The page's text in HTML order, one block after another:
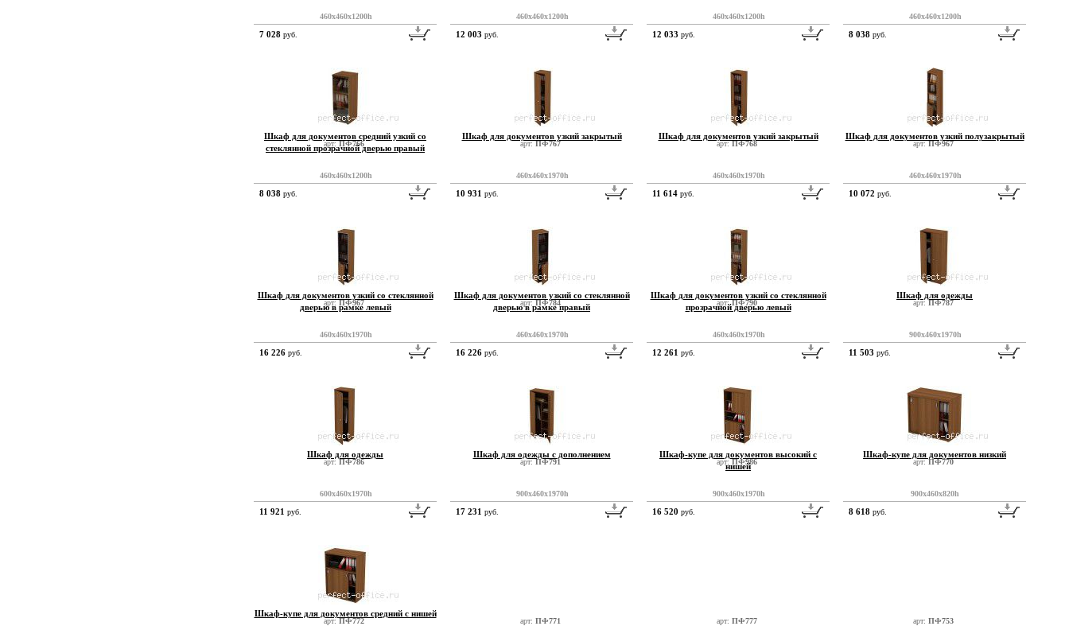
арт:ПФ766
460x460x1200h
7 028 руб.
арт:ПФ767
460x460x1200h
12 003 руб.
арт:ПФ768
460x460x1200h
12 033 руб.
арт:ПФ967
460x460x1200h
8 038 руб.
Шкаф для документов средний узкий со
стеклянной прозрачной дверью правый
арт:ПФ967
460x460x1200h
8 038 руб.
Шкаф для документов узкий закрытый
арт:ПФ784
460x460x1970h
10 931 руб.
Шкаф для документов узкий закрытый
арт:ПФ790
460x460x1970h
11 614 руб.
Шкаф для документов узкий полузакрытый
арт:ПФ787
460x460x1970h
10 072 руб.
Шкаф для документов узкий со стеклянной
дверью в рамке левый
арт:ПФ786
460x460x1970h
16 226 руб.
Шкаф для документов узкий со стеклянной
дверью в рамке правый
арт:ПФ791
460x460x1970h
16 226 руб.
Шкаф для документов узкий со стеклянной
прозрачной дверью левый
арт:ПФ986
460x460x1970h
12 261 руб.
Шкаф для одежды
арт:ПФ770
900x460x1970h
11 503 руб.
Шкаф для одежды
арт:ПФ772
600x460x1970h
11 921 руб.
Шкаф для одежды с дополнением
арт: ПФ771
900x460x1970h
17 231 руб.
Шкаф-купе для документов высокий с
нишей
арт: ПФ777
900x460x1970h
16 520 руб.
Шкаф-купе для документов низкий
арт: ПФ753
900x460x820h
8 618 руб.
Шкаф-купе для документов средний с нишей